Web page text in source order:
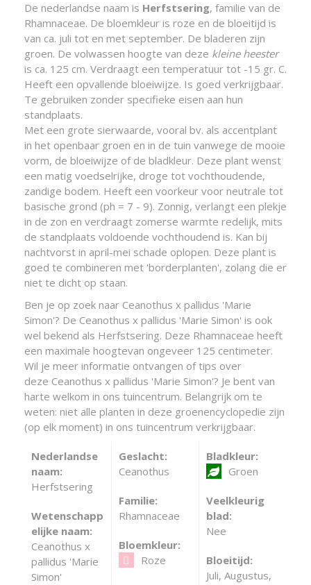
De nederlandse naam is Herfstsering, familie van de
Rhamnaceae. De bloemkleur is roze en de bloeitijd is
van ca. juli tot en met september. De bladeren zijn
groen. De volwassen hoogte van deze kleine heester
is ca. 125 cm. Verdraagt een temperatuur tot -15 gr. C.
Heeft een opvallende bloeiwijze. Is goed verkrijgbaar.
Te gebruiken zonder specifieke eisen aan hun
standplaats.
Met een grote sierwaarde, vooral bv. als accentplant
in het openbaar groen en in de tuin vanwege de mooie
vorm, de bloeiwijze of de bladkleur. Deze plant wenst
een matig voedselrijke, droge tot vochthoudende,
zandige bodem. Heeft een voorkeur voor neutrale tot
basische grond (ph = 7 - 9). Zonnig, verlangt een plekje
in de zon en verdraagt zomerse warmte redelijk, mits
de standplaats voldoende vochthoudend is. Kan bij
nachtvorst in april-mei schade oplopen. Deze plant is
goed te combineren met 'borderplanten', zolang die er
niet te dicht op staan.
Ben je op zoek naar Ceanothus x pallidus 'Marie
Simon'? De Ceanothus x pallidus 'Marie Simon' is ook
wel bekend als Herfstsering. Deze Rhamnaceae heeft
een maximale hoogtevan ongeveer 125 centimeter.
Wil je meer informatie ontvangen of tips over
deze Ceanothus x pallidus 'Marie Simon'? Je bent van
harte welkom in ons tuincentrum. Belangrijk om te
weten: niet alle planten in deze groenencyclopedie zijn
(op elk moment) in ons tuincentrum verkrijgbaar.
Nederlandse
naam:
Herfstsering
Wetenschapp
elijke naam:
Ceanothus x
pallidus 'Marie
Simon'
Geslacht:
Ceanothus
Familie:
Rhamnaceae
Bloemkleur:
Roze
Bladkleur:
Groen
Veelkleurig
blad:
Nee
Bloeitijd:
Juli, Augustus,